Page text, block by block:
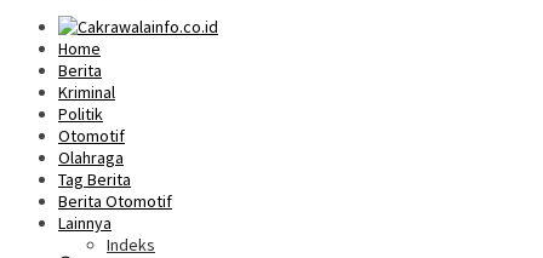
Home
Berita
Kriminal
Politik
Otomotif
Olahraga
Tag Berita
Berita Otomotif
Lainnya
Indeks